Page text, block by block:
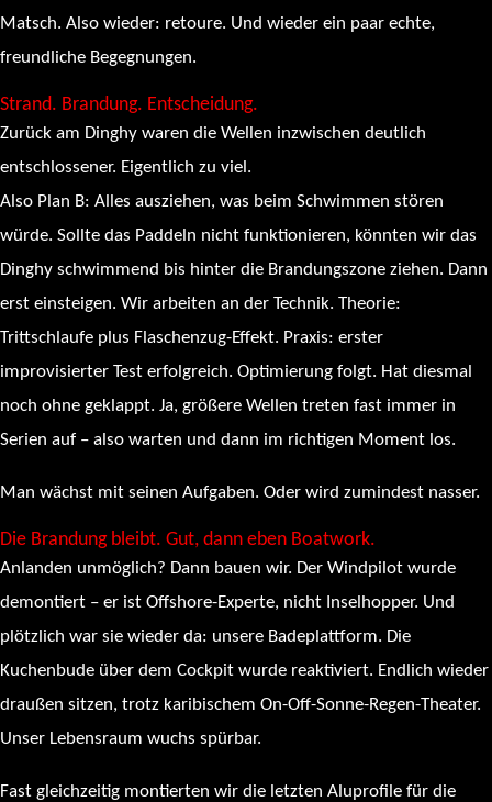
Matsch. Also wieder: retoure. Und wieder ein paar echte,
freundliche Begegnungen.
Strand. Brandung. Entscheidung.
Zurück am Dinghy waren die Wellen inzwischen deutlich
entschlossener. Eigentlich zu viel.
Also Plan B: Alles ausziehen, was beim Schwimmen stören
würde. Sollte das Paddeln nicht funktionieren, könnten wir das
Dinghy schwimmend bis hinter die Brandungszone ziehen. Dann
erst einsteigen. Wir arbeiten an der Technik. Theorie:
Trittschlaufe plus Flaschenzug-Effekt. Praxis: erster
improvisierter Test erfolgreich. Optimierung folgt. Hat diesmal
noch ohne geklappt. Ja, größere Wellen treten fast immer in
Serien auf – also warten und dann im richtigen Moment los.
Man wächst mit seinen Aufgaben. Oder wird zumindest nasser.
Die Brandung bleibt. Gut, dann eben Boatwork.
Anlanden unmöglich? Dann bauen wir. Der Windpilot wurde
demontiert – er ist Offshore-Experte, nicht Inselhopper. Und
plötzlich war sie wieder da: unsere Badeplattform. Die
Kuchenbude über dem Cockpit wurde reaktiviert. Endlich wieder
draußen sitzen, trotz karibischem On-Off-Sonne-Regen-Theater.
Unser Lebensraum wuchs spürbar.
Fast gleichzeitig montierten wir die letzten Aluprofile für die